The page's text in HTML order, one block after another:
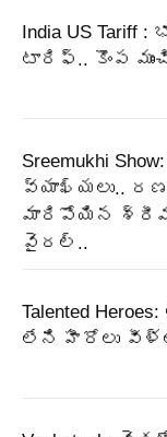
India US Tariff
టారిఫ్.. కొంప
Sreemukhi
వ్యాఖ్యలు..
మారిపోయిన
వైరల్..
Talented
లేని హీరోలు